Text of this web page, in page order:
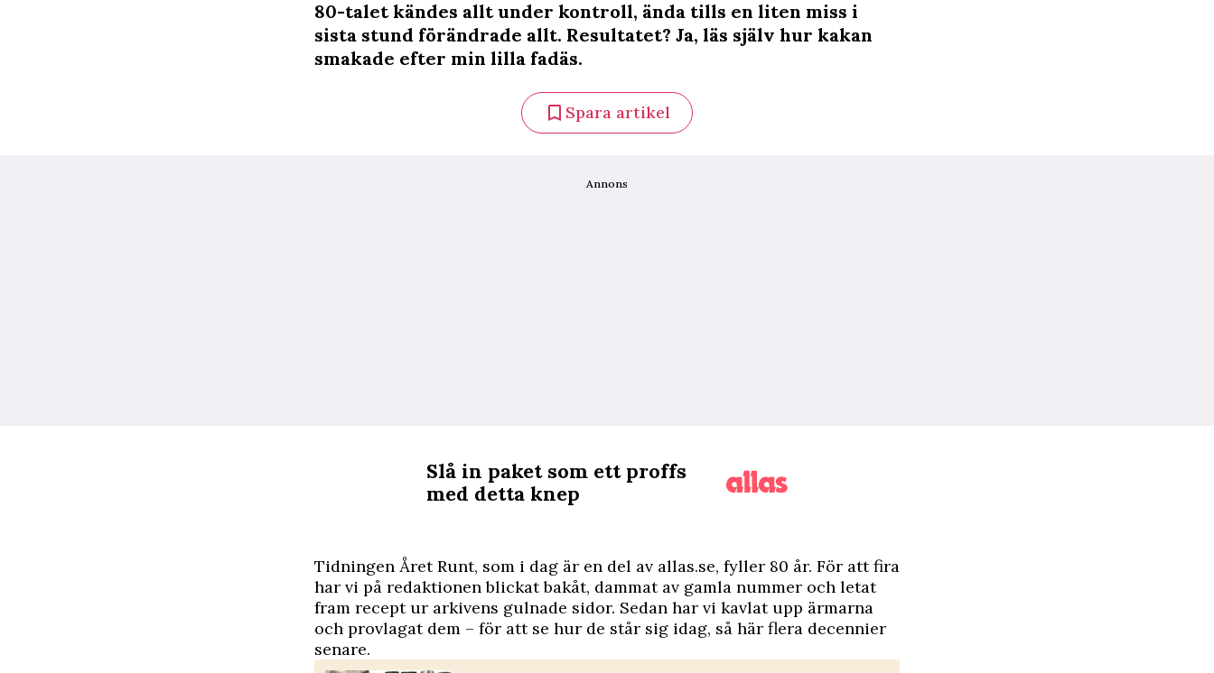
80-talet kändes allt under kontroll, ända tills en liten miss i
sista stund förändrade allt. Resultatet? Ja, läs själv hur kakan
smakade efter min lilla fadäs.
Spara artikel
Annons
Slå in paket som ett proffs
med detta knep
Tidningen Året Runt, som i dag är en del av allas.se, fyller 80 år. För att fira
har vi på redaktionen blickat bakåt, dammat av gamla nummer och letat
fram recept ur arkivens gulnade sidor. Sedan har vi kavlat upp ärmarna
och provlagat dem – för att se hur de står sig idag, så här flera decennier
senare.